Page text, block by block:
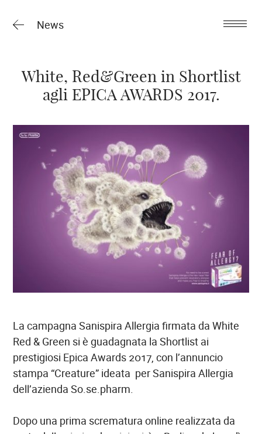
News
White, Red&Green in Shortlist
agli EPICA AWARDS 2017.
La campagna Sanispira Allergia firmata da White
Red & Green si è guadagnata la Shortlist ai
prestigiosi Epica Awards 2017, con l’annuncio
stampa “Creature” ideata per Sanispira Allergia
dell’azienda So.se.pharm.
Dopo una prima scrematura online realizzata da